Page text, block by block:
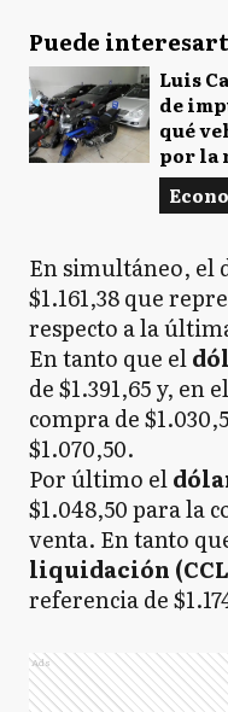
Puede
Luis
de
qué
por la
En simultáneo, el
$1.161,38 que
respecto a la
En tanto que el
de$1.391,65 y, en el
compra de
$1.070,50.
Por último el
$1.048,50 para la
venta. En tanto
liquidación
referencia de
Ads